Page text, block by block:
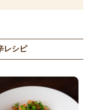
レシピ